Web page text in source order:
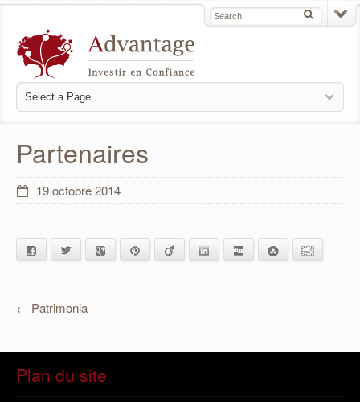
Partenaires
19 octobre 2014
Facebook Twitter Google+ Pinterest Viadeo LinkedIn StumbleUpon
← Patrimonia
Plan du site